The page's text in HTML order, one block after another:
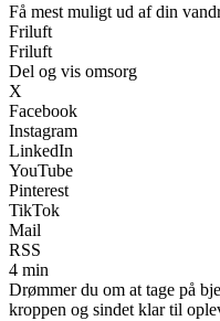
Få mest muligt ud af din
Friluft
Friluft
Del og vis omsorg
X
Facebook
Instagram
LinkedIn
YouTube
Pinterest
TikTok
Mail
RSS
4 min
Drømmer du om at tage på
kroppen og sindet klar til